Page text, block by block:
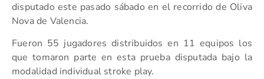
disputado este pasado sábado en el recorrido de Oliva
Nova de Valencia.
Fueron 55 jugadores distribuidos en 11 equipos los
que tomaron parte en esta prueba disputada bajo la
modalidad individual stroke play.